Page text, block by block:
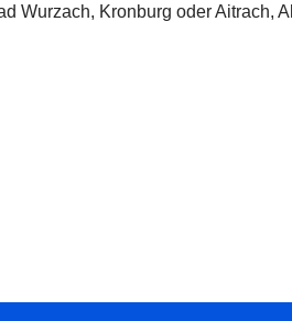
Wurzach, Kronburg oder Aitrach,